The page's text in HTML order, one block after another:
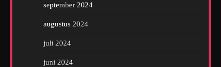
september 2024
augustus 2024
juli 2024
juni 2024